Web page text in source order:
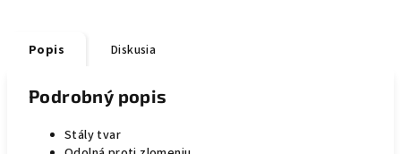
Popis Diskusia
Podrobný popis
Stály tvar